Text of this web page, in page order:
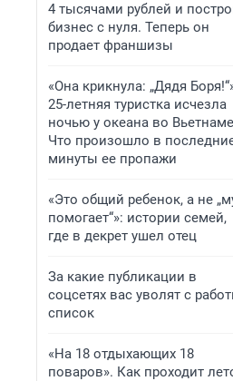
4 тысячами рублей и
бизнес с нуля. Теперь он
продает франшизы
«Она крикнула: „Дядя
25-летняя туристка исчезла
ночью у океана во
Что произошло в
минуты ее пропажи
«Это общий ребенок, а не
помогает“»: истории семей,
где в декрет ушел отец
За какие публикации в
соцсетях вас уволят с
список
«На 18 отдыхающих 18
поваров». Как проходит